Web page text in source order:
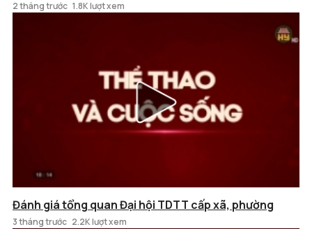
2 tháng trước 1.8K lượt xem
Đánh giá tổng quan Đại hội TDTT cấp xã, phường
3 tháng trước 2.2K lượt xem